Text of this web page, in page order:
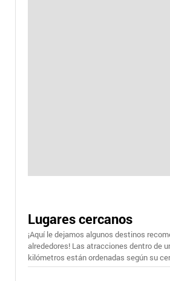
Lugares cercanos
¡Aquí le dejamos algunos destinos
alrededores! Las atracciones dentro de
kilómetros están ordenadas según su